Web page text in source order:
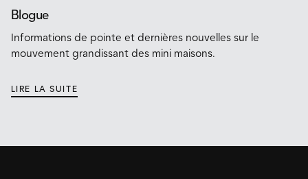
Blogue
Informations de pointe et dernières nouvelles sur le
mouvement grandissant des mini maisons.
LIRE LA SUITE